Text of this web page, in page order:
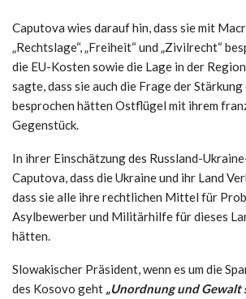
Caputova wies darauf hin, dass sie mit
„Rechtslage“, „Freiheit“ und „Zivilrecht“
die EU-Kosten sowie die Lage in der
sagte, dass sie auch die Frage der
besprochen hätten Ostflügel mit ihrem
Gegenstück.
In ihrer Einschätzung des Russland-
Caputova, dass die Ukraine und ihr Land
dass sie alle ihre rechtlichen Mittel für
Asylbewerber und Militärhilfe für dieses
hätten.
Slowakischer Präsident, wenn es um die
des Kosovo geht „Unordnung und Gewalt